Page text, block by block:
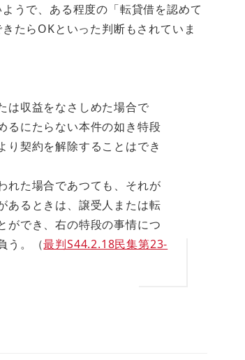
うで、ある程度の「転貸借を認めて
たらOKといった判断もされていま
は収益をなさしめた場合で
るにたらない本件の如き特段
り契約を解除することはでき
れた場合であつても、それが
あるときは、譲受人または転
ができ、右の特段の事情につ
う。（最判S44.2.18民集第23-